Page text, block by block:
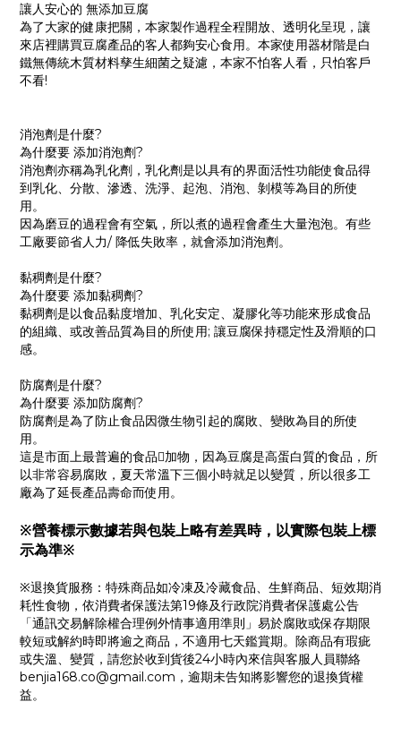
讓人安心的 無添加豆腐
為了大家的健康把關，本家製作過程全程開放、透明化呈現，讓
來店裡購買豆腐產品的客人都夠安心食用。本家使用器材階是白
鐵無傳統木質材料孳生細菌之疑濾，本家不怕客人看，只怕客戶
不看!
消泡劑是什麼?
為什麼要 添加消泡劑?
消泡劑亦稱為乳化劑，乳化劑是以具有的界面活性功能使食品得
到乳化、分散、滲透、洗淨、起泡、消泡、剝模等為目的所使
用。
因為磨豆的過程會有空氣，所以煮的過程會產生大量泡泡。有些
工廠要節省人力/ 降低失敗率，就會添加消泡劑。
黏稠劑是什麼?
為什麼要 添加黏稠劑?
黏稠劑是以食品黏度增加、乳化安定、凝膠化等功能來形成食品
的組織、或改善品質為目的所使用; 讓豆腐保持穩定性及滑順的口
感。
防腐劑是什麼?
為什麼要 添加防腐劑?
防腐劑是為了防止食品因微生物引起的腐敗、變敗為目的所使
用。
這是市面上最普遍的食品𣵚加物，因為豆腐是高蛋白質的食品，所
以非常容易腐敗，夏天常溫下三個小時就足以變質，所以很多工
廠為了延長產品壽命而使用。
※營養標示數據若與包裝上略有差異時，以實際包裝上標
示為準※
※退換貨服務：特殊商品如冷凍及冷藏食品、生鮮商品、短效期消
耗性食物，依消費者保護法第19條及行政院消費者保護處公告
「通訊交易解除權合理例外情事適用準則」易於腐敗或保存期限
較短或解約時即將逾之商品，不適用七天鑑賞期。除商品有瑕疵
或失溫、變質，請您於收到貨後24小時內來信與客服人員聯絡
benjia168.co@gmail.com，逾期未告知將影響您的退換貨權
益。